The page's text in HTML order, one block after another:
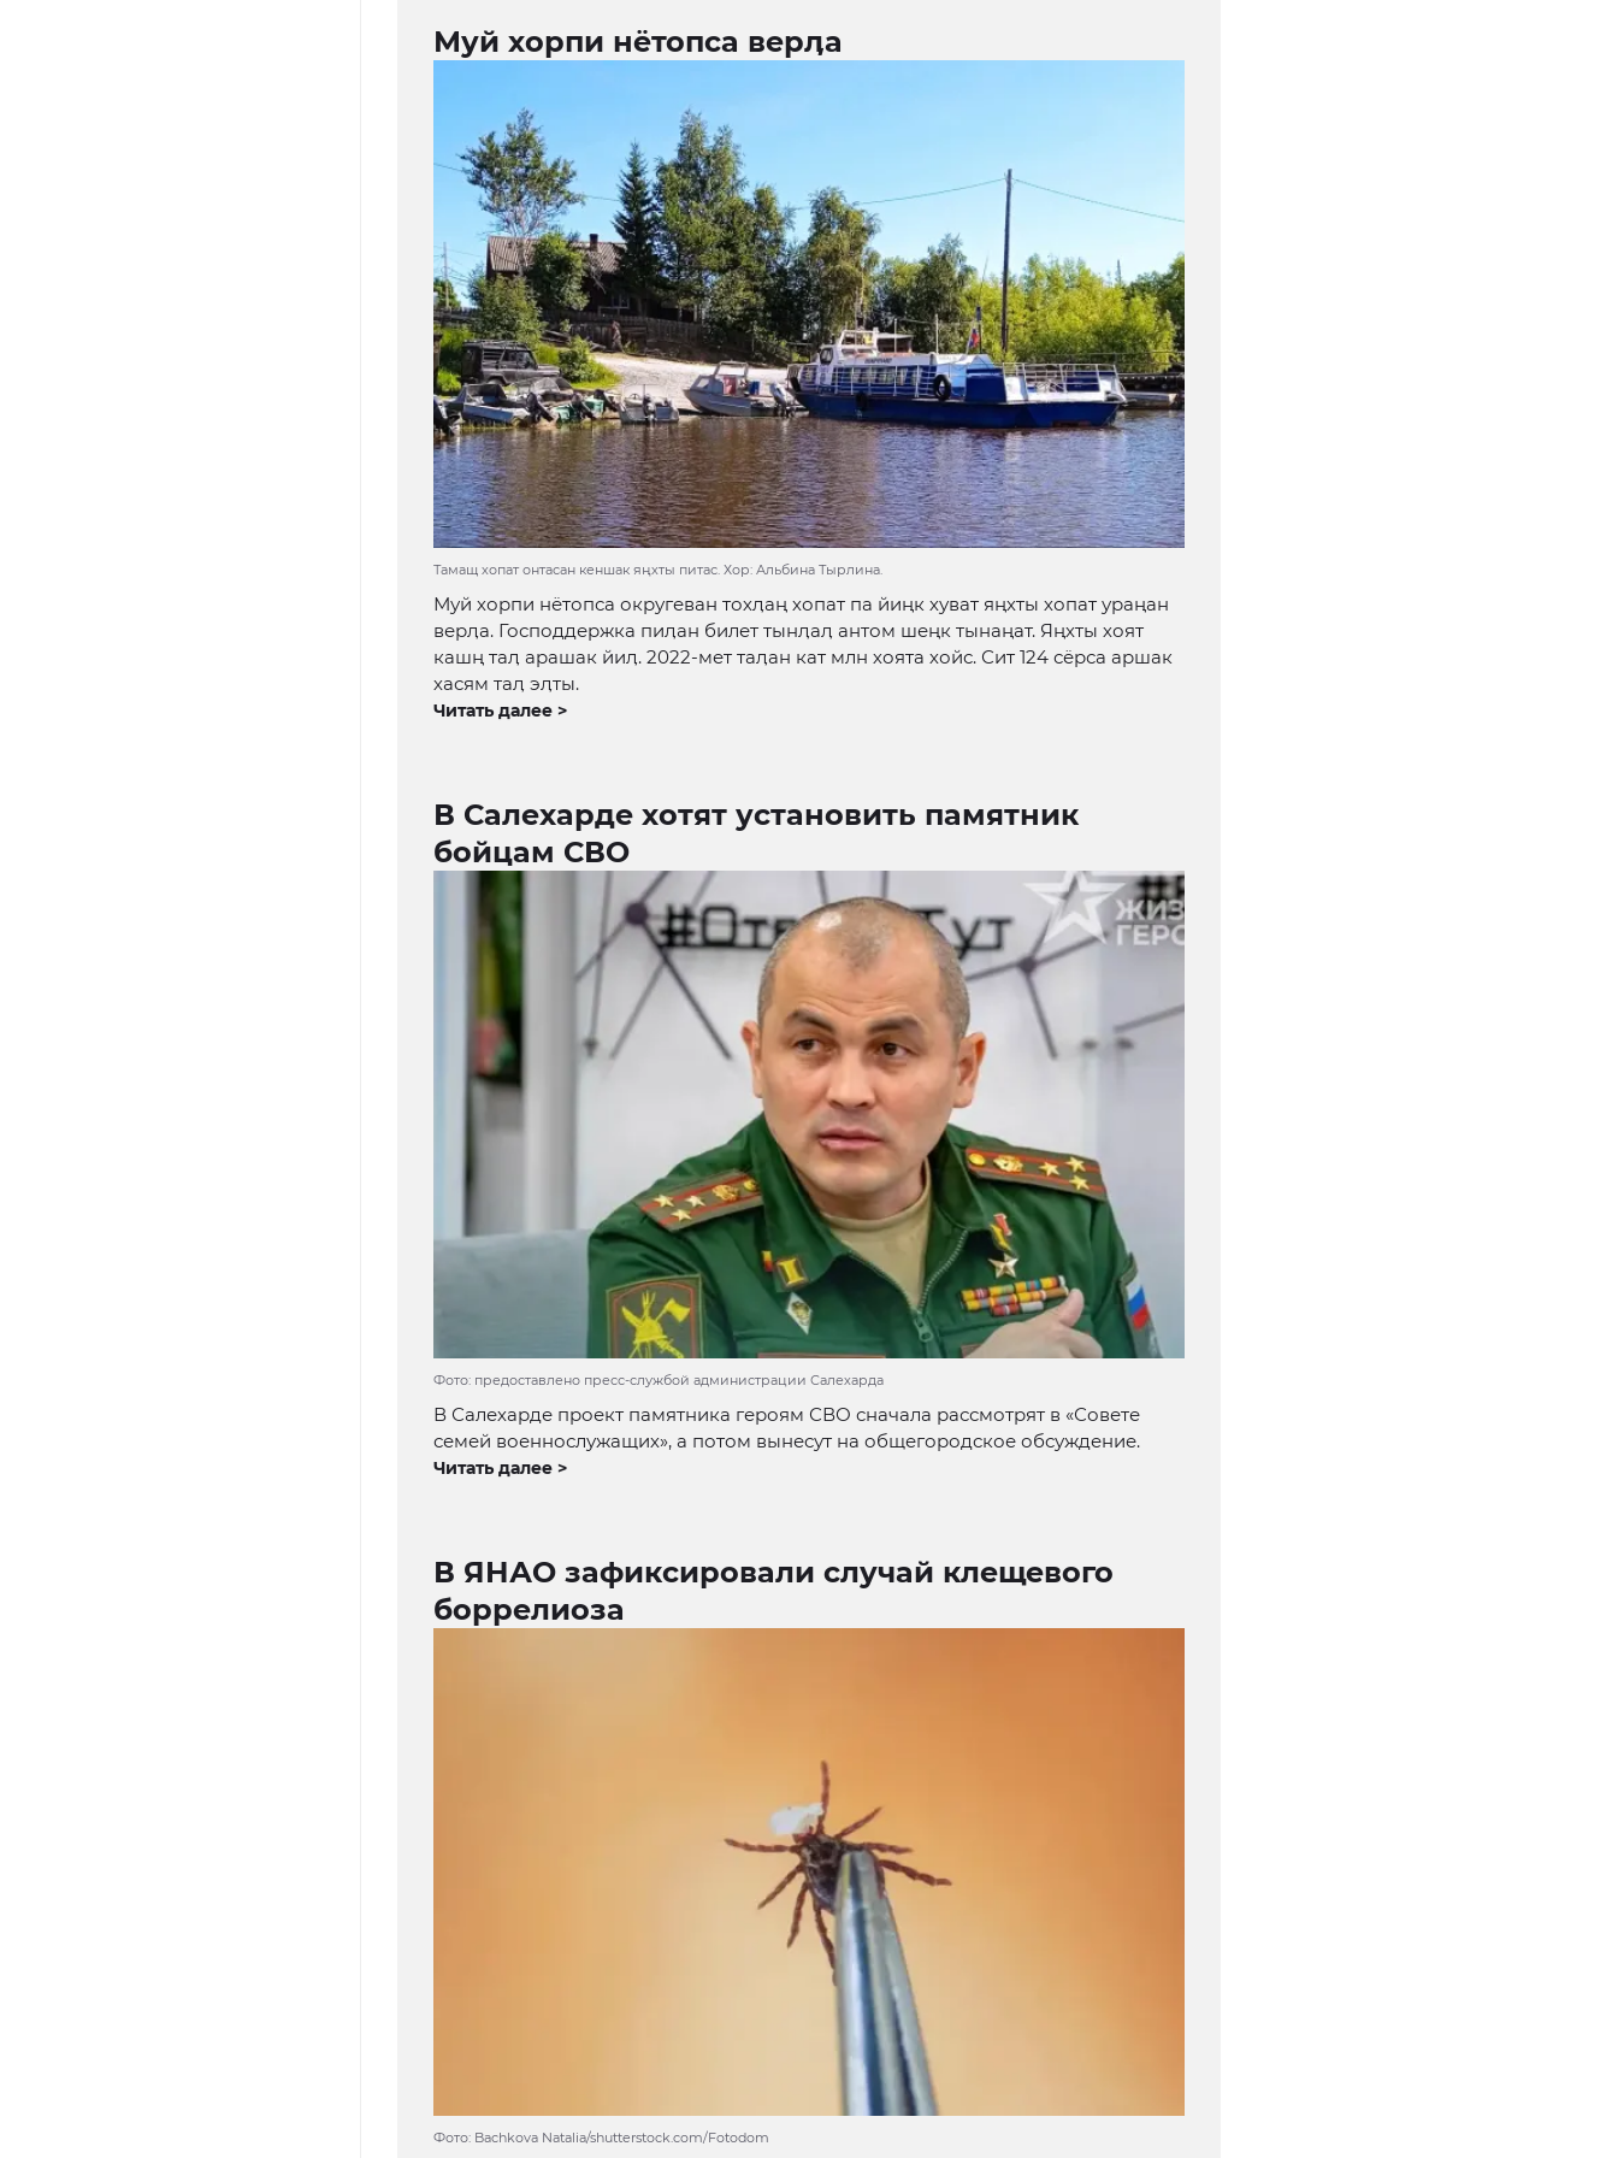
Муй хорпи нётопса верӆа
Тамащ хопат онтасан кеншак яңхты питас. Хор: Альбина Тырлина.
Муй хорпи нётопса округеван тохӆаң хопат па йиңк хуват яңхты хопат ураңан
верӆа. Господдержка пиӆан билет тынӆаӆ антом шеңк тынаңат. Яңхты хоят
кашң таӆ арашак йиӆ. 2022-мет таӆан кат млн хоята хойс. Сит 124 сёрса аршак
хасям таӆ эӆты.
Читать далее >
В Салехарде хотят установить памятник
бойцам СВО
Фото: предоставлено пресс-службой администрации Салехарда
В Салехарде проект памятника героям СВО сначала рассмотрят в «Совете
семей военнослужащих», а потом вынесут на общегородское обсуждение.
Читать далее >
В ЯНАО зафиксировали случай клещевого
боррелиоза
Фото: Bachkova Natalia/shutterstock.com/Fotodom